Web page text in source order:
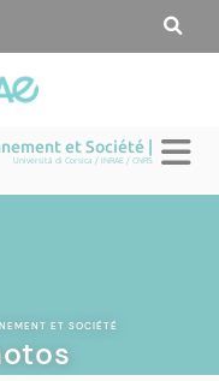
et Société |
Università di Corsica / INRAE / CNRS
ET SOCIÉTÉ